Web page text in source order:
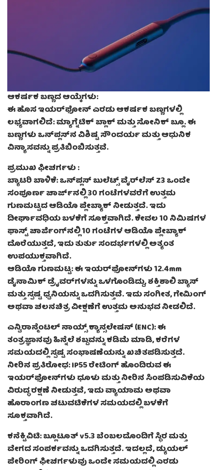
ಆಕರ್ಷಕ ಬಣ್ಣದ ಆಯ್ಕೆಗಳು:
ಈ ಹೊಸ ಇಯರ್‌ಫೋನ್ ಎರಡು ಆಕರ್ಷಕ ಬಣ್ಣಗಳಲ್ಲಿ
ಲಭ್ಯವಾಗಲಿದೆ: ಮ್ಯಾಗ್ನೆಟಿಕ್ ಬ್ಲಾಕ್ ಮತ್ತು ಸೋನಿಕ್ ಬ್ಲೂ. ಈ
ಬಣ್ಣಗಳು ಒನ್‌ಪ್ಲಸ್‌ನ ವಿಶಿಷ್ಟ ಸೌಂದರ್ಯ ಮತ್ತು ಆಧುನಿಕ
ವಿನ್ಯಾಸವನ್ನು ಪ್ರತಿಬಿಂಬಿಸುತ್ತವೆ.
ಪ್ರಮುಖ ಫೀಚರ್ಗಳು :
ಬ್ಯಾಟರಿ ಬಾಳಿಕೆ: ಒನ್‌ಪ್ಲಸ್ ಬುಲೆಟ್ಸ್ ವೈರ್‌ಲೆಸ್ Z3 ಒಂದೇ
ಸಂಪೂರ್ಣ ಚಾರ್ಜ್‌ನಲ್ಲಿ 30 ಗಂಟೆಗಳವರೆಗೆ ಉತ್ತಮ
ಗುಣಮಟ್ಟದ ಆಡಿಯೊ ಪ್ಲೇಬ್ಯಾಕ್ ನೀಡುತ್ತದೆ. ಇದು
ದೀರ್ಘಾವಧಿಯ ಬಳಕೆಗೆ ಸೂಕ್ತವಾಗಿದೆ. ಕೇವಲ 10 ನಿಮಿಷಗಳ
ಫಾಸ್ಟ್ ಚಾರ್ಜಿಂಗ್‌ನಲ್ಲಿ 10 ಗಂಟೆಗಳ ಆಡಿಯೊ ಪ್ಲೇಬ್ಯಾಕ್
ದೊರೆಯುತ್ತದೆ, ಇದು ತುರ್ತು ಸಂದರ್ಭಗಳಲ್ಲಿ ಅತ್ಯಂತ
ಉಪಯುಕ್ತವಾಗಿದೆ.
ಆಡಿಯೊ ಗುಣಮಟ್ಟ: ಈ ಇಯರ್‌ಫೋನ್‌ಗಳು 12.4mm
ಡೈನಾಮಿಕ್ ಡ್ರೈವರ್‌ಗಳನ್ನು ಒಳಗೊಂಡಿದ್ದು, ಶಕ್ತಿಶಾಲಿ ಬ್ಯಾಸ್
ಮತ್ತು ಸ್ಪಷ್ಟ ಧ್ವನಿಯನ್ನು ಒದಗಿಸುತ್ತವೆ. ಇದು ಸಂಗೀತ, ಗೇಮಿಂಗ್
ಅಥವಾ ಚಲನಚಿತ್ರ ವೀಕ್ಷಣೆಗೆ ಉತ್ತಮ ಅನುಭವ ನೀಡಲಿದೆ.
ಎನ್ವಿರಾನ್ಮೆಂಟಲ್ ನಾಯ್ಸ್ ಕ್ಯಾನ್ಸಲೇಷನ್ (ENC): ಈ
ತಂತ್ರಜ್ಞಾನವು ಹಿನ್ನೆಲೆ ಶಬ್ದವನ್ನು ಕಡಿಮೆ ಮಾಡಿ, ಕರೆಗಳ
ಸಮಯದಲ್ಲಿ ಸ್ಪಷ್ಟ ಸಂಭಾಷಣೆಯನ್ನು ಖಚಿತಪಡಿಸುತ್ತದೆ.
ನೀರಿನ ಪ್ರತಿರೋಧ: IP55 ರೇಟಿಂಗ್ ಹೊಂದಿರುವ ಈ
ಇಯರ್‌ಫೋನ್‌ಗಳು ಧೂಳು ಮತ್ತು ನೀರಿನ ಸಿಂಪಡಿಸುವಿಕೆಯ
ವಿರುದ್ಧ ರಕ್ಷಣೆ ನೀಡುತ್ತವೆ, ಇದು ವ್ಯಾಯಾಮ ಅಥವಾ
ಹೊರಾಂಗಣ ಚಟುವಟಿಕೆಗಳ ಸಮಯದಲ್ಲಿ ಬಳಕೆಗೆ
ಸೂಕ್ತವಾಗಿದೆ.
ಕನೆಕ್ಟಿವಿಟಿ: ಬ್ಲೂಟೂತ್ v5.3 ಬೆಂಬಲದೊಂದಿಗೆ ಸ್ಥಿರ ಮತ್ತು
ವೇಗದ ಸಂಪರ್ಕವನ್ನು ಒದಗಿಸುತ್ತದೆ. ಇದಲ್ಲದೆ, ಡ್ಯುಯಲ್
ಪೇರಿಂಗ್ ಫೀಚರ್ಗಳುವು ಒಂದೇ ಸಮಯದಲ್ಲಿ ಎರಡು